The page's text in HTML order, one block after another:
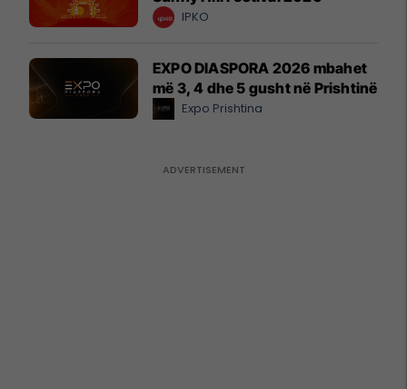
IPKO
EXPO DIASPORA 2026 mbahet
më 3, 4 dhe 5 gusht në Prishtinë
Expo Prishtina